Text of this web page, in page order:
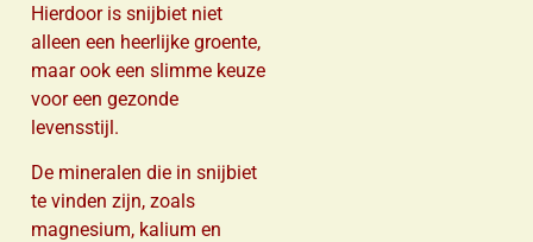
Hierdoor is snijbiet niet
alleen een heerlijke groente,
maar ook een slimme keuze
voor een gezonde
levensstijl.
De mineralen die in snijbiet
te vinden zijn, zoals
magnesium, kalium en